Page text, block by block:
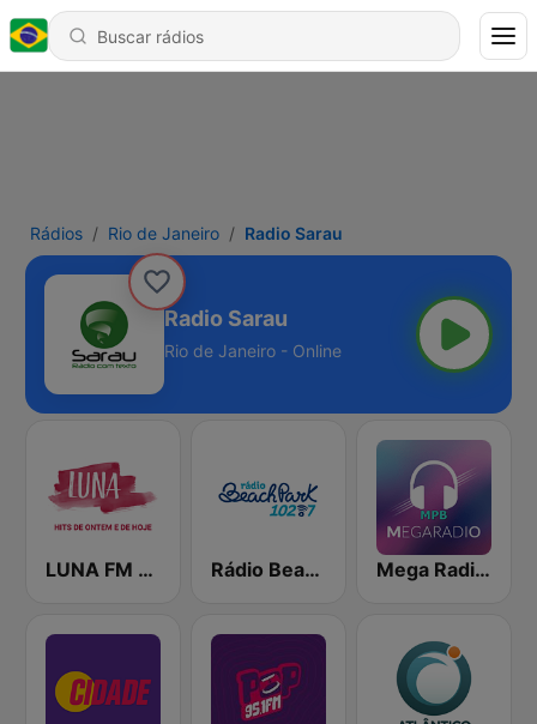
Rádios Rio de Janeiro Radio Sarau
Radio Sarau
Rio de Janeiro - Online
LUNA FM - Brasil Rádio Beach Park 102.7 FM Mega Radio MPB